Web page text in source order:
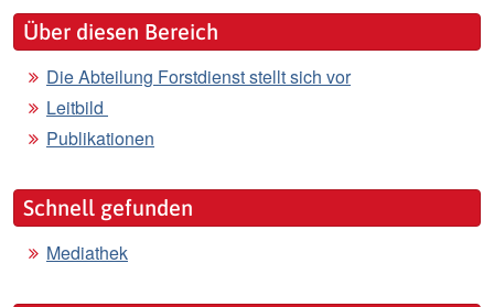
Über diesen Bereich
Die Abteilung Forstdienst stellt sich vor
Leitbild
Publikationen
Schnell gefunden
Mediathek